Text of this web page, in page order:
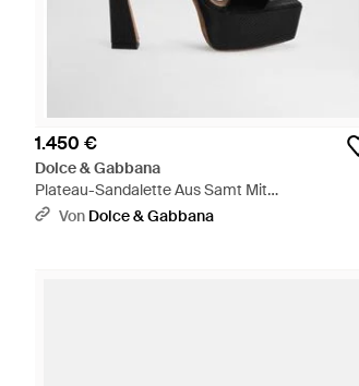
1.450 €
Dolce & Gabbana
Plateau-Sandalette Aus Samt Mit
Schmuckschnalle - Schwarz
Von Dolce & Gabbana